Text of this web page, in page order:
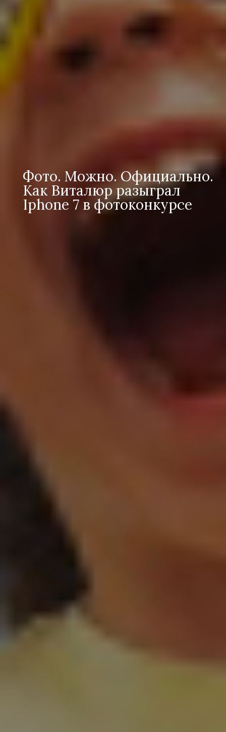
Фото. Можно. Официально.
Как Виталюр разыграл
Iphone 7 в фотоконкурсе